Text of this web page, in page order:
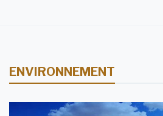
ENVIRONNEMENT